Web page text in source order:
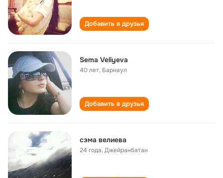
Добавить в друзья
Sema Veliyeva
40 лет, Барнаул
Добавить в друзья
сэма велиева
24 года,Джейранбатан